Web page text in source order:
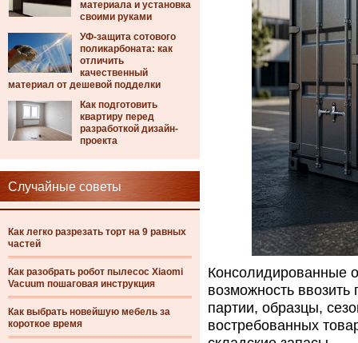
материала и установка
своими руками
УФ-защита сотового
поликарбоната: как
отличить
качественный
материал от дешевой подделки
Как подготовить
квартиру перед
разработкой дизайн-
проекта
Случайные советы
Как легко разрезать торт на 9 равных
частей
Как разобрать робот пылесос Xiaomi
Vacuum пошаговая инструкция
Как выбрать новейшую мебель за
короткое время
Консолидированные
возможность
партии, образцы,
востребованных